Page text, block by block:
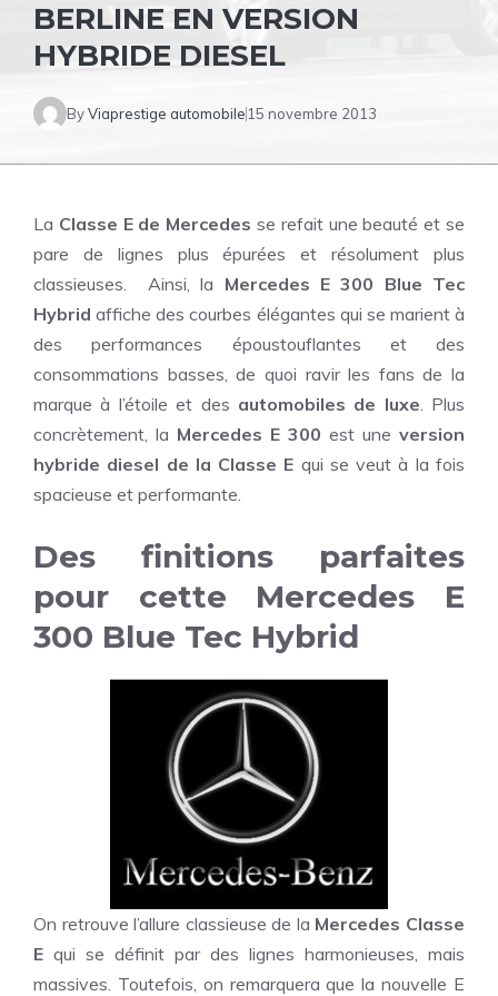
BERLINE EN VERSION
HYBRIDE DIESEL
ByViaprestige automobile 15 novembre 2013
La Classe E de Mercedes se refait une beauté et se
pare de lignes plus épurées et résolument plus
classieuses. Ainsi, la Mercedes E 300 Blue Tec
Hybrid affiche des courbes élégantes qui se marient à
des performances époustouflantes et des
consommations basses, de quoi ravir les fans de la
marque à l’étoile et des automobiles de luxe. Plus
concrètement, la Mercedes E 300 est une version
hybride diesel de la Classe E qui se veut à la fois
spacieuse et performante.
Des finitions parfaites
pour cette Mercedes E
300 Blue Tec Hybrid
On retrouve l’allure classieuse de la Mercedes Classe
E qui se définit par des lignes harmonieuses, mais
massives. Toutefois, on remarquera que la nouvelle E